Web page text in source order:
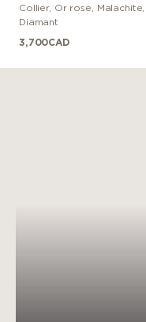
Collier, Or rose
Malachite,
Diamant
3,700CAD